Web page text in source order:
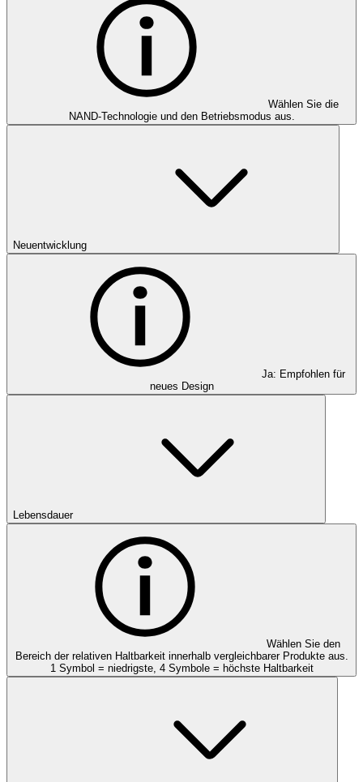
Wählen Sie die
NAND-Technologie und den Betriebsmodus aus.
Neuentwicklung
Ja: Empfohlen für
neues Design
Lebensdauer
Wählen Sie den
Bereich der relativen Haltbarkeit innerhalb vergleichbarer Produkte aus.
1 Symbol = niedrigste, 4 Symbole = höchste Haltbarkeit